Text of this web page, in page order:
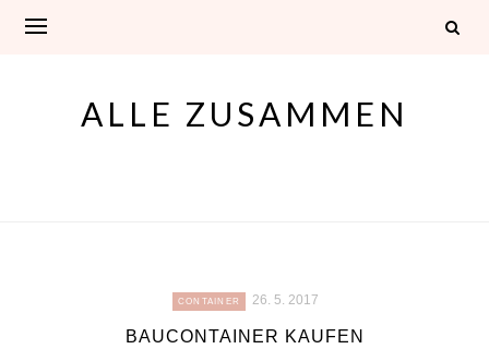
ALLE ZUSAMMEN
CONTAINER 26. 5. 2017
BAUCONTAINER KAUFEN